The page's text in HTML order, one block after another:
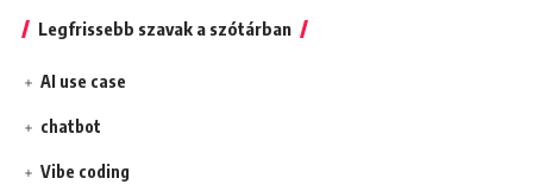
Legfrissebb szavak a szótárban
AI use case
chatbot
Vibe coding